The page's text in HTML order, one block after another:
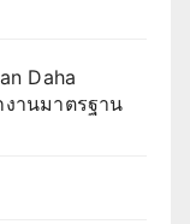
Daha
งานมาตรฐาน